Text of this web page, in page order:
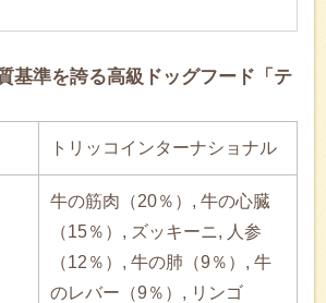
基準を誇る高級ドッグフード「テ
トリッコインターナショナル
牛の筋肉（20％）, 牛の心臓
（15％）, ズッキーニ, 人参
（12％）, 牛の肺（9％）, 牛
のレバー（9％）, リンゴ